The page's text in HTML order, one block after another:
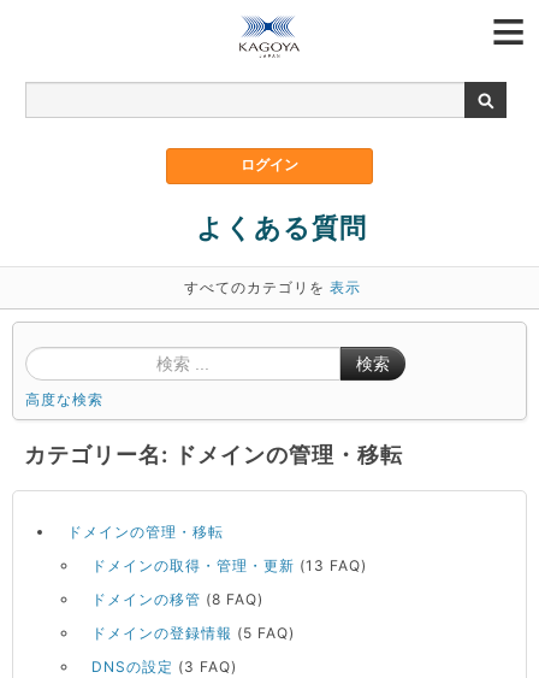
よくある質問
すべてのカテゴリを 表示
検索
高度な検索
カテゴリー名: ドメインの管理・移転
ドメインの管理・移転
ドメインの取得・管理・更新 (13 FAQ)
ドメインの移管 (8 FAQ)
ドメインの登録情報 (5 FAQ)
DNSの設定 (3 FAQ)